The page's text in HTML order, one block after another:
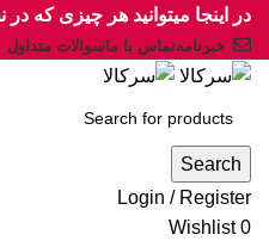
در اینجا میتوانید هر چیزی که در
خبرنامهتماس با ماسوالات متداول
Search
Login / Register
0
Wishlist